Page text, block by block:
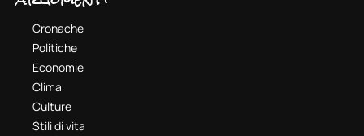
Cronache
Politiche
Economie
Clima
Culture
Stili di vita